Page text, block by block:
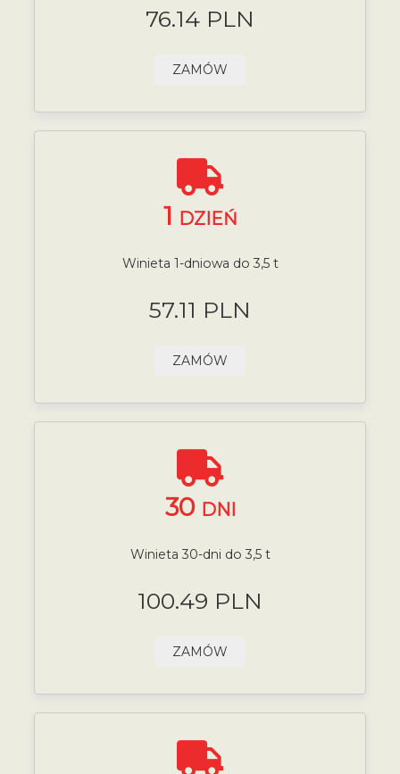
76.14 PLN
ZAMÓW
1 DZIEŃ
Winieta 1-dniowa do 3,5 t
57.11 PLN
ZAMÓW
30 DNI
Winieta 30-dni do 3,5 t
100.49 PLN
ZAMÓW